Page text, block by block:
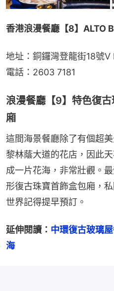
香港浪漫餐廳【8】ALTO
地址：銅鑼灣登龍街18號
電話：2603 7181
浪漫餐廳【9】特色復
廂
這間海景餐廳除了有個超
黎林蔭大道的花店，因此
成一片花海，非常壯觀。
形復古珠寶首飾盒包廂，
世界記得提早預訂。
延伸閱讀： 中環復古玻璃
海